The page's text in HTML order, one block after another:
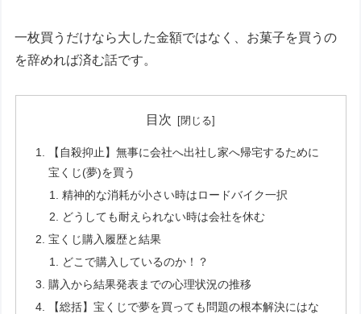
一枚買うだけなら大した金額ではなく、お菓子を買うの
を辞めれば済む話です。
目次
【自殺抑止】無事に会社へ出社し家へ帰宅するために
宝くじ(夢)を買う
精神的な消耗が小さい時はロードバイク一択
どうしても耐えられない時は会社を休む
宝くじ購入履歴と結果
どこで購入しているのか！？
購入から結果発表までの心理状況の推移
【総括】宝くじで夢を買っても問題の根本解決にはな